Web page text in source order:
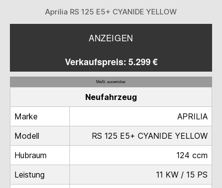
Aprilia RS 125 E5+ CYANIDE YELLOW
ANZEIGEN
Verkaufspreis: 5.299 €
MwSt. ausweisbar
Neufahrzeug
Marke
APRILIA
Modell
RS 125 E5+ CYANIDE YELLOW
Hubraum
124 ccm
Leistung
11 KW / 15 PS